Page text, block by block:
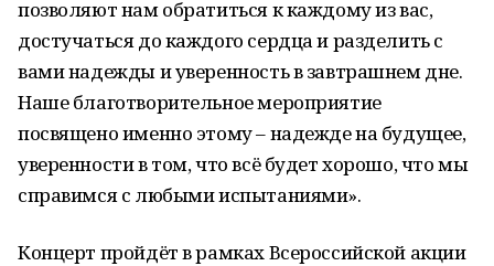
позволяют нам обратиться к каждому из вас,
достучаться до каждого сердца и разделить с
вами надежды и уверенность в завтрашнем дне.
Наше благотворительное мероприятие
посвящено именно этому – надежде на будущее,
уверенности в том, что всё будет хорошо, что мы
справимся с любыми испытаниями».
Концерт пройдёт в рамках Всероссийской акции